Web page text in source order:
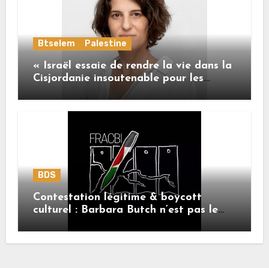
Btselem Palestine
« Israël essaie de rendre la vie dans la
Cisjordanie insoutenable pour les
BDS
Contestation légitime & boycott
culturel : Barbara Butch n’est pas le